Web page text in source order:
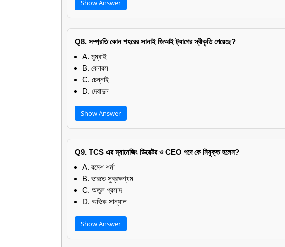
Show Answer
Q8. সম্প্রতি কোন শহরের সানাই জিআই ট্যাগের স্বীকৃতি পেয়েছে?
A. মুম্বাই
B. বেনারস
C. চেন্নাই
D. দেরাদুন
Show Answer
Q9. TCS এর ম্যানেজিং ডিরেক্টর ও CEO পদে কে নিযুক্ত হলেন?
A. রমেশ শর্মা
B. ভারতে সুব্রক্ষণ্যম
C. অতুল প্রসাদ
D. অভিক সান্যাল
Show Answer